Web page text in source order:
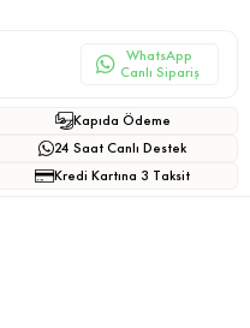
WhatsApp
Canlı Sipariş
Kapıda Ödeme
24 Saat Canlı Destek
Kredi Kartına 3 Taksit